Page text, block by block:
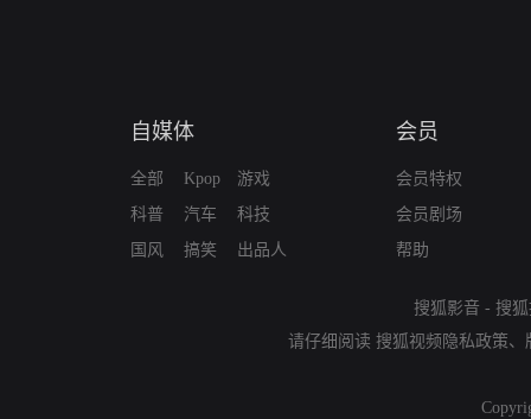
自媒体
全部
科普
国风
Kpop
汽车
搞笑
游戏
科技
出品人
会员
会员特权
会员剧场
帮助
搜狐影音 - 搜
请仔细阅读 搜狐视频隐私政策、